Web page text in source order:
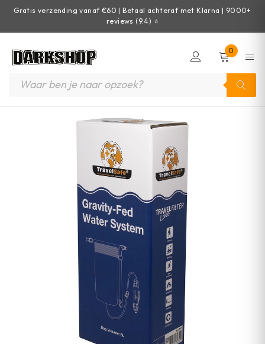
Gratis verzending vanaf €60 | Betaal achteraf met Klarna | 9000+
reviews (9.4) ⭐
0